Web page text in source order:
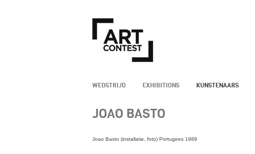
WEDSTRIJD EXHIBITIONS KUNSTENAARS
JOAO BASTO
Joao Basto (installatie, foto) Portugees 1989